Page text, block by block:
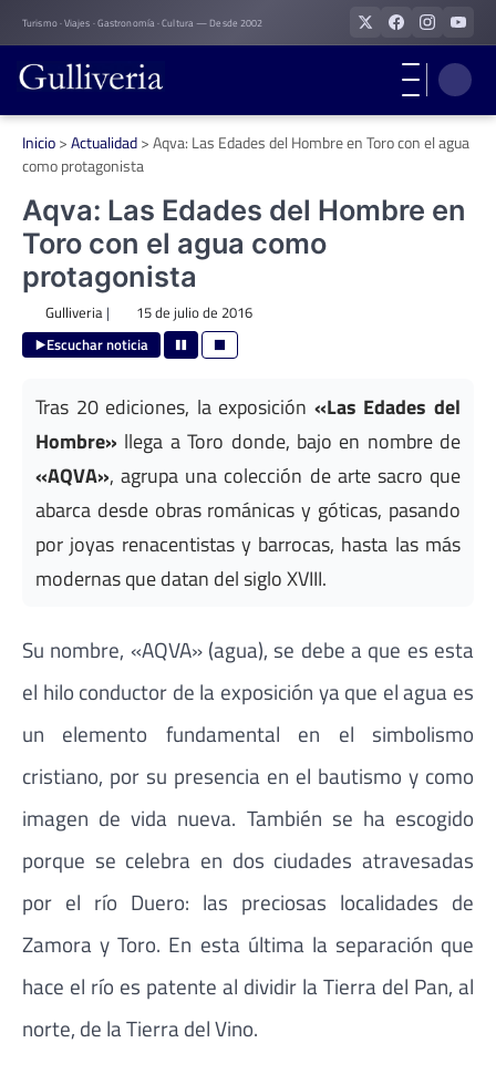
Skip
to
content
Turismo · Viajes · Gastronomía · Cultura — Desde 2002
Inicio>Actualidad>Aqva: Las Edades del Hombre en Toro con el agua
como protagonista
Aqva: Las Edades del Hombre en
Toro con el agua como
protagonista
Gulliveria| 15 de julio de 2016
Escuchar noticia
Tras 20 ediciones, la exposición «Las Edades del
Hombre» llega a Toro donde, bajo en nombre de
«AQVA», agrupa una colección de arte sacro que
abarca desde obras románicas y góticas, pasando
por joyas renacentistas y barrocas, hasta las más
modernas que datan del siglo XVIII.
Su nombre, «AQVA» (agua), se debe a que es esta
el hilo conductor de la exposición ya que el agua es
un elemento fundamental en el simbolismo
cristiano, por su presencia en el bautismo y como
imagen de vida nueva. También se ha escogido
porque se celebra en dos ciudades atravesadas
por el río Duero: las preciosas localidades de
Zamora y Toro. En esta última la separación que
hace el río es patente al dividir la Tierra del Pan, al
norte, de la Tierra del Vino.